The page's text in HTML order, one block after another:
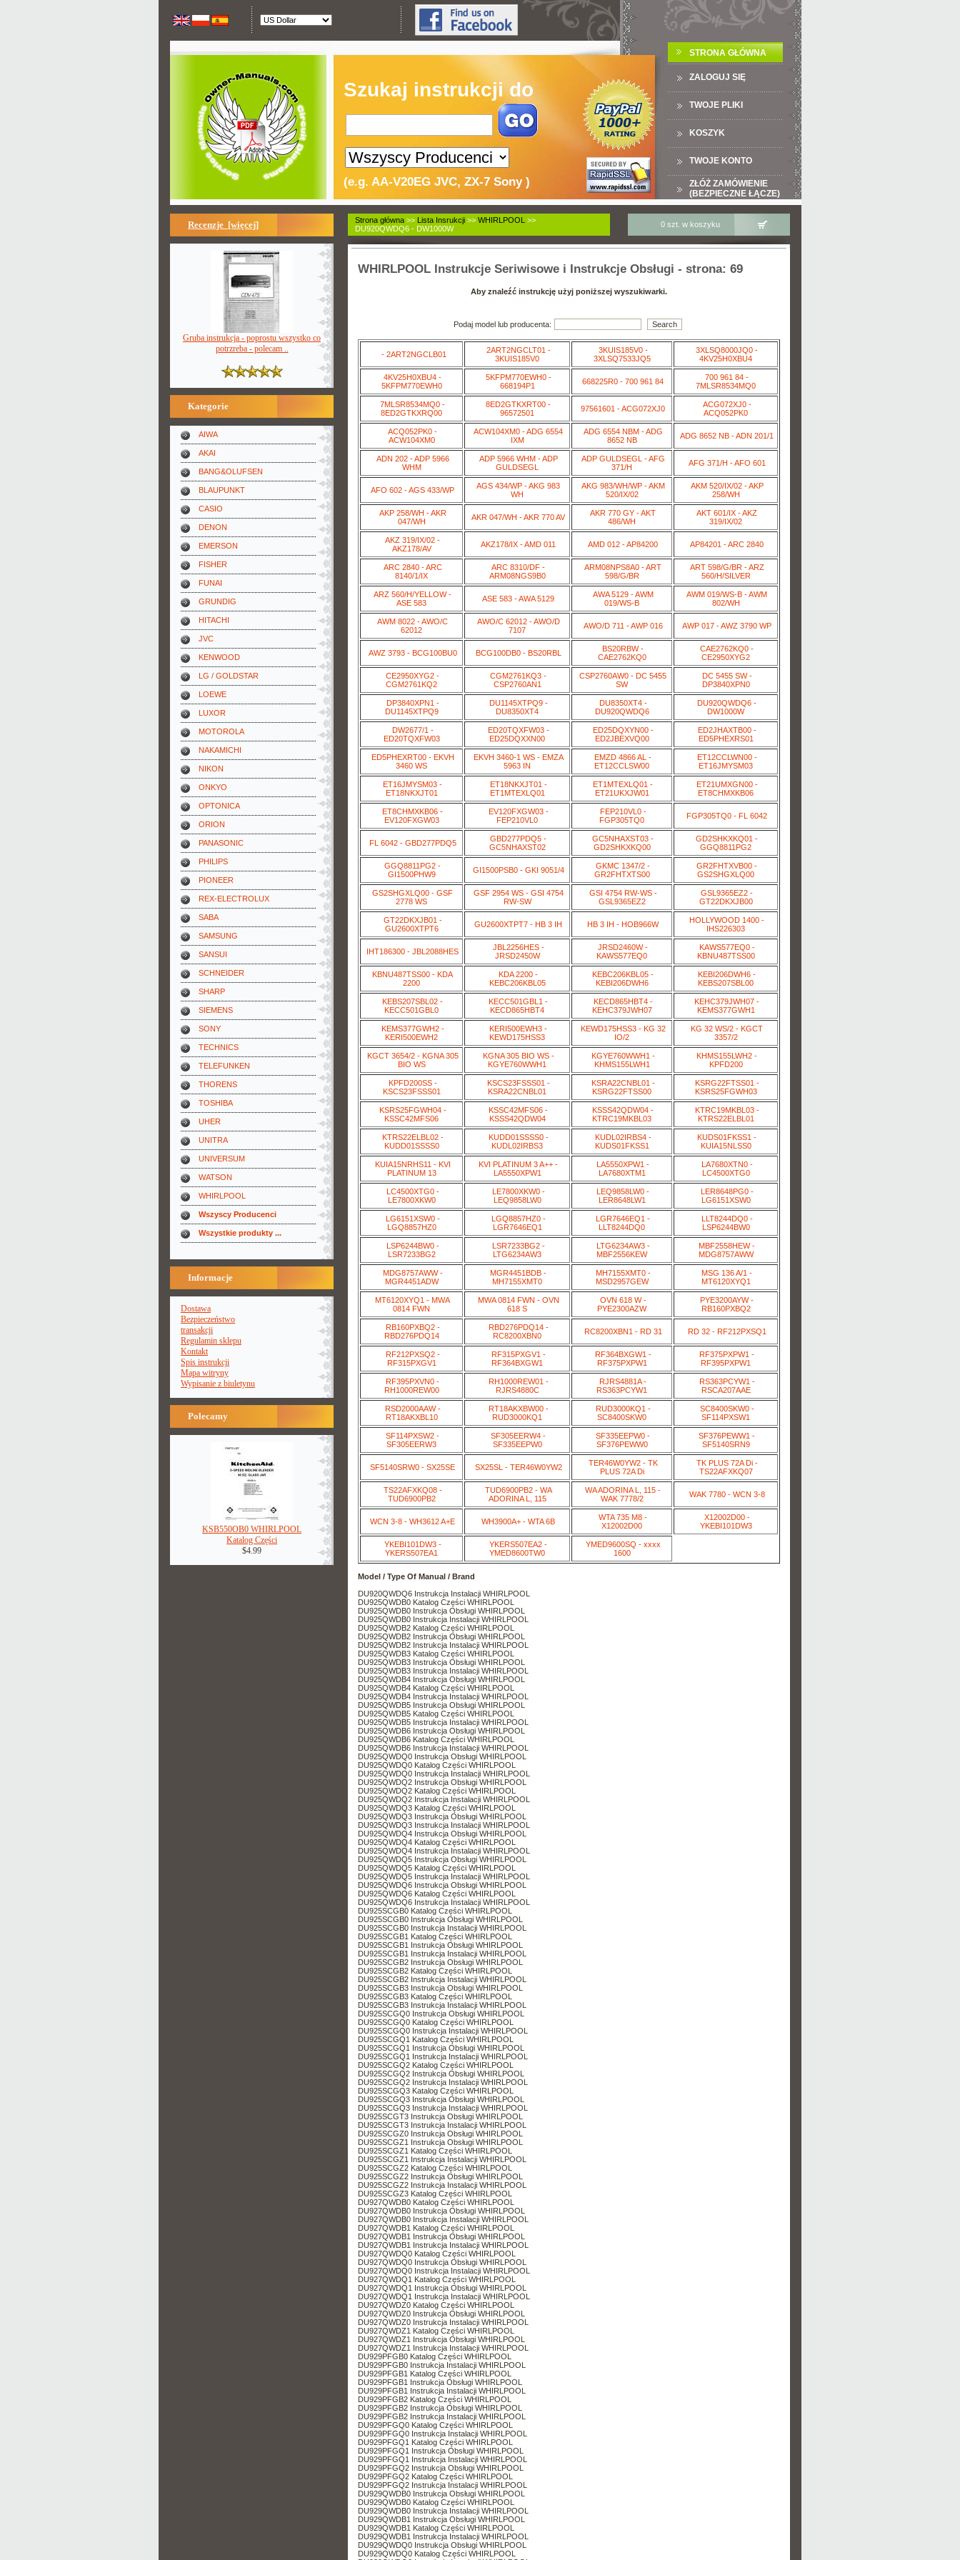
Szukaj instrukcji do
(e.g. AA-V20EG JVC, ZX-7 Sony )
STRONA GŁÓWNA
ZALOGUJ SIĘ
TWOJE PLIKI
KOSZYK
TWOJE KONTO
ZŁÓŻ ZAMÓWIENIE
(BEZPIECZNE ŁĄCZE)
Recenzje [więcej]
Gruba instrukcja - poprostu wszystko co
potrzreba - polecam ..
Kategorie
AIWA
AKAI
BANG&OLUFSEN
BLAUPUNKT
CASIO
DENON
EMERSON
FISHER
FUNAI
GRUNDIG
HITACHI
JVC
KENWOOD
LG / GOLDSTAR
LOEWE
LUXOR
MOTOROLA
NAKAMICHI
NIKON
ONKYO
OPTONICA
ORION
PANASONIC
PHILIPS
PIONEER
REX-ELECTROLUX
SABA
SAMSUNG
SANSUI
SCHNEIDER
SHARP
SIEMENS
SONY
TECHNICS
TELEFUNKEN
THORENS
TOSHIBA
UHER
UNITRA
UNIVERSUM
WATSON
WHIRLPOOL
Wszyscy Producenci
Wszystkie produkty ...
Informacje
Dostawa
Bezpieczeństwo
transakcji
Regulamin sklepu
Kontakt
Spis instrukcji
Mapa witryny
Wypisanie z biuletynu
Polecamy
KSB550OB0 WHIRLPOOL
Katalog Części
$4.99
Strona główna >> Lista Insrukcji >> WHIRLPOOL >>
DU920QWDQ6 - DW1000W
0 szt. w koszyku
WHIRLPOOL Instrukcje Seriwisowe i Instrukcje Obsługi - strona: 69
Aby znaleźć instrukcję użyj poniższej wyszukiwarki.
Podaj model lub producenta:
- 2ART2NGCLB01
2ART2NGCLT01 -
3KUIS185V0
3KUIS185V0 -
3XLSQ7533JQ5
3XLSQ8000JQ0 -
4KV25H0XBU4
4KV25H0XBU4 -
5KFPM770EWH0
5KFPM770EWH0 -
668194P1
668225R0 - 700 961 84
700 961 84 -
7MLSR8534MQ0
7MLSR8534MQ0 -
8ED2GTKXRQ00
8ED2GTKXRT00 -
96572501
97561601 - ACG072XJ0
ACG072XJ0 -
ACQ052PK0
ACQ052PK0 -
ACW104XM0
ACW104XM0 - ADG 6554
IXM
ADG 6554 NBM - ADG
8652 NB
ADG 8652 NB - ADN 201/1
ADN 202 - ADP 5966
WHM
ADP 5966 WHM - ADP
GULDSEGL
ADP GULDSEGL - AFG
371/H
AFG 371/H - AFO 601
AFO 602 - AGS 433/WP
AGS 434/WP - AKG 983
WH
AKG 983/WH/WP - AKM
520/IX/02
AKM 520/IX/02 - AKP
258/WH
AKP 258/WH - AKR
047/WH
AKR 047/WH - AKR 770 AV
AKR 770 GY - AKT
486/WH
AKT 601/IX - AKZ
319/IX/02
AKZ 319/IX/02 -
AKZ178/AV
AKZ178/IX - AMD 011 AMD 012 - AP84200 AP84201 - ARC 2840
ARC 2840 - ARC
8140/1/IX
ARC 8310/DF -
ARM08NGS9B0
ARM08NPS8A0 - ART
598/G/BR
ART 598/G/BR - ARZ
560/H/SILVER
ARZ 560/H/YELLOW -
ASE 583
ASE 583 - AWA 5129
AWA 5129 - AWM
019/WS-B
AWM 019/WS-B - AWM
802/WH
AWM 8022 - AWO/C
62012
AWO/C 62012 - AWO/D
7107
AWO/D 711 - AWP 016 AWP 017 - AWZ 3790 WP
AWZ 3793 - BCG100BU0 BCG100DB0 - BS20RBL
BS20RBW -
CAE2762KQ0
CAE2762KQ0 -
CE2950XYG2
CE2950XYG2 -
CGM2761KQ2
CGM2761KQ3 -
CSP2760AN1
CSP2760AW0 - DC 5455
SW
DC 5455 SW -
DP3840XPN0
DP3840XPN1 -
DU1145XTPQ9
DU1145XTPQ9 -
DU8350XT4
DU8350XT4 -
DU920QWDQ6
DU920QWDQ6 -
DW1000W
DW2677/1 -
ED20TQXFW03
ED20TQXFW03 -
ED25DQXXN00
ED25DQXYN00 -
ED2JBEXVQ00
ED2JHAXTB00 -
ED5PHEXRS01
ED5PHEXRT00 - EKVH
3460 WS
EKVH 3460-1 WS - EMZA
5963 IN
EMZD 4866 AL -
ET12CCLSW00
ET12CCLWN00 -
ET16JMYSM03
ET16JMYSM03 -
ET18NKXJT01
ET18NKXJT01 -
ET1MTEXLQ01
ET1MTEXLQ01 -
ET21UKXJW01
ET21UMXGN00 -
ET8CHMXKB06
ET8CHMXKB06 -
EV120FXGW03
EV120FXGW03 -
FEP210VL0
FEP210VL0 -
FGP305TQ0
FGP305TQ0 - FL 6042
FL 6042 - GBD277PDQ5
GBD277PDQ5 -
GC5NHAXST02
GC5NHAXST03 -
GD2SHKXKQ00
GD2SHKXKQ01 -
GGQ8811PG2
GGQ8811PG2 -
GI1500PHW9
GI1500PSB0 - GKI 9051/4
GKMC 1347/2 -
GR2FHTXTS00
GR2FHTXVB00 -
GS2SHGXLQ00
GS2SHGXLQ00 - GSF
2778 WS
GSF 2954 WS - GSI 4754
RW-SW
GSI 4754 RW-WS -
GSL9365EZ2
GSL9365EZ2 -
GT22DKXJB00
GT22DKXJB01 -
GU2600XTPT6
GU2600XTPT7 - HB 3 IH HB 3 IH - HOB966W
HOLLYWOOD 1400 -
IHS226303
IHT186300 - JBL2088HES
JBL2256HES -
JRSD2450W
JRSD2460W -
KAWS577EQ0
KAWS577EQ0 -
KBNU487TSS00
KBNU487TSS00 - KDA
2200
KDA 2200 -
KEBC206KBL05
KEBC206KBL05 -
KEBI206DWH6
KEBI206DWH6 -
KEBS207SBL00
KEBS207SBL02 -
KECC501GBL0
KECC501GBL1 -
KECD865HBT4
KECD865HBT4 -
KEHC379JWH07
KEHC379JWH07 -
KEMS377GWH1
KEMS377GWH2 -
KERI500EWH2
KERI500EWH3 -
KEWD175HSS3
KEWD175HSS3 - KG 32
IO/2
KG 32 WS/2 - KGCT
3357/2
KGCT 3654/2 - KGNA 305
BIO WS
KGNA 305 BIO WS -
KGYE760WWH1
KGYE760WWH1 -
KHMS155LWH1
KHMS155LWH2 -
KPFD200
KPFD200SS -
KSCS23FSSS01
KSCS23FSSS01 -
KSRA22CNBL01
KSRA22CNBL01 -
KSRG22FTSS00
KSRG22FTSS01 -
KSRS25FGWH03
KSRS25FGWH04 -
KSSC42MFS06
KSSC42MFS06 -
KSSS42QDW04
KSSS42QDW04 -
KTRC19MKBL03
KTRC19MKBL03 -
KTRS22ELBL01
KTRS22ELBL02 -
KUDD01SSSS0
KUDD01SSSS0 -
KUDL02IRBS3
KUDL02IRBS4 -
KUDS01FKSS1
KUDS01FKSS1 -
KUIA15NLSS0
KUIA15NRHS11 - KVI
PLATINUM 13
KVI PLATINUM 3 A++ -
LA5550XPW1
LA5550XPW1 -
LA7680XTM1
LA7680XTN0 -
LC4500XTG0
LC4500XTG0 -
LE7800XKW0
LE7800XKW0 -
LEQ9858LW0
LEQ9858LW0 -
LER8648LW1
LER8648PG0 -
LG6151XSW0
LG6151XSW0 -
LGQ8857HZ0
LGQ8857HZ0 -
LGR7646EQ1
LGR7646EQ1 -
LLT8244DQ0
LLT8244DQ0 -
LSP6244BW0
LSP6244BW0 -
LSR7233BG2
LSR7233BG2 -
LTG6234AW3
LTG6234AW3 -
MBF2556KEW
MBF2558HEW -
MDG8757AWW
MDG8757AWW -
MGR4451ADW
MGR4451BDB -
MH7155XMT0
MH7155XMT0 -
MSD2957GEW
MSG 136 A/1 -
MT6120XYQ1
MT6120XYQ1 - MWA
0814 FWN
MWA 0814 FWN - OVN
618 S
OVN 618 W -
PYE2300AZW
PYE3200AYW -
RB160PXBQ2
RB160PXBQ2 -
RBD276PDQ14
RBD276PDQ14 -
RC8200XBN0
RC8200XBN1 - RD 31 RD 32 - RF212PXSQ1
RF212PXSQ2 -
RF315PXGV1
RF315PXGV1 -
RF364BXGW1
RF364BXGW1 -
RF375PXPW1
RF375PXPW1 -
RF395PXPW1
RF395PXVN0 -
RH1000REW00
RH1000REW01 -
RJRS4880C
RJRS4881A -
RS363PCYW1
RS363PCYW1 -
RSCA207AAE
RSD2000AAW -
RT18AKXBL10
RT18AKXBW00 -
RUD3000KQ1
RUD3000KQ1 -
SC8400SKW0
SC8400SKW0 -
SF114PXSW1
SF114PXSW2 -
SF305EERW3
SF305EERW4 -
SF335EEPW0
SF335EEPW0 -
SF376PEWW0
SF376PEWW1 -
SF5140SRN9
SF5140SRW0 - SX25SE SX25SL - TER46W0YW2
TER46W0YW2 - TK
PLUS 72A Di
TK PLUS 72A Di -
TS22AFXKQ07
TS22AFXKQ08 -
TUD6900PB2
TUD6900PB2 - WA
ADORINA L, 115
WA ADORINA L, 115 -
WAK 7778/2
WAK 7780 - WCN 3-8
WCN 3-8 - WH3612 A+E WH3900A+ - WTA 6B
WTA 735 M8 -
X12002D00
X12002D00 -
YKEBI101DW3
YKEBI101DW3 -
YKERS507EA1
YKERS507EA2 -
YMED8600TW0
YMED9600SQ - xxxx
1600
Model / Type Of Manual / Brand
DU920QWDQ6 Instrukcja Instalacji WHIRLPOOL
DU925QWDB0 Katalog Części WHIRLPOOL
DU925QWDB0 Instrukcja Obsługi WHIRLPOOL
DU925QWDB0 Instrukcja Instalacji WHIRLPOOL
DU925QWDB2 Katalog Części WHIRLPOOL
DU925QWDB2 Instrukcja Obsługi WHIRLPOOL
DU925QWDB2 Instrukcja Instalacji WHIRLPOOL
DU925QWDB3 Katalog Części WHIRLPOOL
DU925QWDB3 Instrukcja Obsługi WHIRLPOOL
DU925QWDB3 Instrukcja Instalacji WHIRLPOOL
DU925QWDB4 Instrukcja Obsługi WHIRLPOOL
DU925QWDB4 Katalog Części WHIRLPOOL
DU925QWDB4 Instrukcja Instalacji WHIRLPOOL
DU925QWDB5 Instrukcja Obsługi WHIRLPOOL
DU925QWDB5 Katalog Części WHIRLPOOL
DU925QWDB5 Instrukcja Instalacji WHIRLPOOL
DU925QWDB6 Instrukcja Obsługi WHIRLPOOL
DU925QWDB6 Katalog Części WHIRLPOOL
DU925QWDB6 Instrukcja Instalacji WHIRLPOOL
DU925QWDQ0 Instrukcja Obsługi WHIRLPOOL
DU925QWDQ0 Katalog Części WHIRLPOOL
DU925QWDQ0 Instrukcja Instalacji WHIRLPOOL
DU925QWDQ2 Instrukcja Obsługi WHIRLPOOL
DU925QWDQ2 Katalog Części WHIRLPOOL
DU925QWDQ2 Instrukcja Instalacji WHIRLPOOL
DU925QWDQ3 Katalog Części WHIRLPOOL
DU925QWDQ3 Instrukcja Obsługi WHIRLPOOL
DU925QWDQ3 Instrukcja Instalacji WHIRLPOOL
DU925QWDQ4 Instrukcja Obsługi WHIRLPOOL
DU925QWDQ4 Katalog Części WHIRLPOOL
DU925QWDQ4 Instrukcja Instalacji WHIRLPOOL
DU925QWDQ5 Instrukcja Obsługi WHIRLPOOL
DU925QWDQ5 Katalog Części WHIRLPOOL
DU925QWDQ5 Instrukcja Instalacji WHIRLPOOL
DU925QWDQ6 Instrukcja Obsługi WHIRLPOOL
DU925QWDQ6 Katalog Części WHIRLPOOL
DU925QWDQ6 Instrukcja Instalacji WHIRLPOOL
DU925SCGB0 Katalog Części WHIRLPOOL
DU925SCGB0 Instrukcja Obsługi WHIRLPOOL
DU925SCGB0 Instrukcja Instalacji WHIRLPOOL
DU925SCGB1 Katalog Części WHIRLPOOL
DU925SCGB1 Instrukcja Obsługi WHIRLPOOL
DU925SCGB1 Instrukcja Instalacji WHIRLPOOL
DU925SCGB2 Instrukcja Obsługi WHIRLPOOL
DU925SCGB2 Katalog Części WHIRLPOOL
DU925SCGB2 Instrukcja Instalacji WHIRLPOOL
DU925SCGB3 Instrukcja Obsługi WHIRLPOOL
DU925SCGB3 Katalog Części WHIRLPOOL
DU925SCGB3 Instrukcja Instalacji WHIRLPOOL
DU925SCGQ0 Instrukcja Obsługi WHIRLPOOL
DU925SCGQ0 Katalog Części WHIRLPOOL
DU925SCGQ0 Instrukcja Instalacji WHIRLPOOL
DU925SCGQ1 Katalog Części WHIRLPOOL
DU925SCGQ1 Instrukcja Obsługi WHIRLPOOL
DU925SCGQ1 Instrukcja Instalacji WHIRLPOOL
DU925SCGQ2 Katalog Części WHIRLPOOL
DU925SCGQ2 Instrukcja Obsługi WHIRLPOOL
DU925SCGQ2 Instrukcja Instalacji WHIRLPOOL
DU925SCGQ3 Katalog Części WHIRLPOOL
DU925SCGQ3 Instrukcja Obsługi WHIRLPOOL
DU925SCGQ3 Instrukcja Instalacji WHIRLPOOL
DU925SCGT3 Instrukcja Obsługi WHIRLPOOL
DU925SCGT3 Instrukcja Instalacji WHIRLPOOL
DU925SCGZ0 Instrukcja Obsługi WHIRLPOOL
DU925SCGZ1 Instrukcja Obsługi WHIRLPOOL
DU925SCGZ1 Katalog Części WHIRLPOOL
DU925SCGZ1 Instrukcja Instalacji WHIRLPOOL
DU925SCGZ2 Katalog Części WHIRLPOOL
DU925SCGZ2 Instrukcja Obsługi WHIRLPOOL
DU925SCGZ2 Instrukcja Instalacji WHIRLPOOL
DU925SCGZ3 Katalog Części WHIRLPOOL
DU927QWDB0 Katalog Części WHIRLPOOL
DU927QWDB0 Instrukcja Obsługi WHIRLPOOL
DU927QWDB0 Instrukcja Instalacji WHIRLPOOL
DU927QWDB1 Katalog Części WHIRLPOOL
DU927QWDB1 Instrukcja Obsługi WHIRLPOOL
DU927QWDB1 Instrukcja Instalacji WHIRLPOOL
DU927QWDQ0 Katalog Części WHIRLPOOL
DU927QWDQ0 Instrukcja Obsługi WHIRLPOOL
DU927QWDQ0 Instrukcja Instalacji WHIRLPOOL
DU927QWDQ1 Katalog Części WHIRLPOOL
DU927QWDQ1 Instrukcja Obsługi WHIRLPOOL
DU927QWDQ1 Instrukcja Instalacji WHIRLPOOL
DU927QWDZ0 Katalog Części WHIRLPOOL
DU927QWDZ0 Instrukcja Obsługi WHIRLPOOL
DU927QWDZ0 Instrukcja Instalacji WHIRLPOOL
DU927QWDZ1 Katalog Części WHIRLPOOL
DU927QWDZ1 Instrukcja Obsługi WHIRLPOOL
DU927QWDZ1 Instrukcja Instalacji WHIRLPOOL
DU929PFGB0 Katalog Części WHIRLPOOL
DU929PFGB0 Instrukcja Instalacji WHIRLPOOL
DU929PFGB1 Katalog Części WHIRLPOOL
DU929PFGB1 Instrukcja Obsługi WHIRLPOOL
DU929PFGB1 Instrukcja Instalacji WHIRLPOOL
DU929PFGB2 Katalog Części WHIRLPOOL
DU929PFGB2 Instrukcja Obsługi WHIRLPOOL
DU929PFGB2 Instrukcja Instalacji WHIRLPOOL
DU929PFGQ0 Katalog Części WHIRLPOOL
DU929PFGQ0 Instrukcja Instalacji WHIRLPOOL
DU929PFGQ1 Katalog Części WHIRLPOOL
DU929PFGQ1 Instrukcja Obsługi WHIRLPOOL
DU929PFGQ1 Instrukcja Instalacji WHIRLPOOL
DU929PFGQ2 Instrukcja Obsługi WHIRLPOOL
DU929PFGQ2 Katalog Części WHIRLPOOL
DU929PFGQ2 Instrukcja Instalacji WHIRLPOOL
DU929QWDB0 Instrukcja Obsługi WHIRLPOOL
DU929QWDB0 Katalog Części WHIRLPOOL
DU929QWDB0 Instrukcja Instalacji WHIRLPOOL
DU929QWDB1 Instrukcja Obsługi WHIRLPOOL
DU929QWDB1 Katalog Części WHIRLPOOL
DU929QWDB1 Instrukcja Instalacji WHIRLPOOL
DU929QWDQ0 Instrukcja Obsługi WHIRLPOOL
DU929QWDQ0 Katalog Części WHIRLPOOL